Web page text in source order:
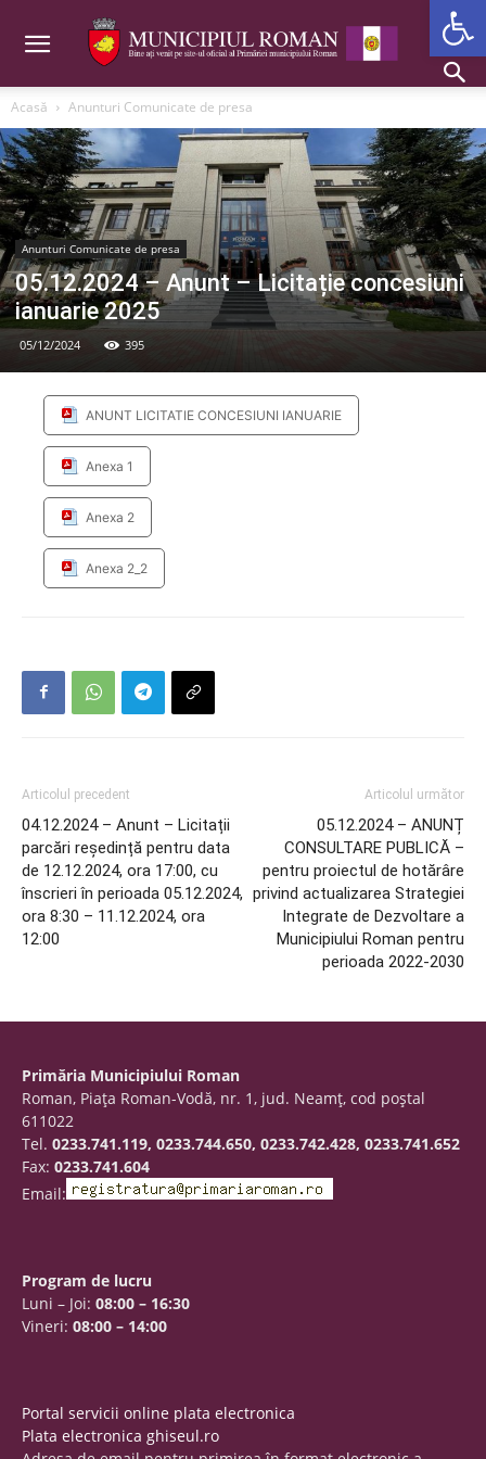
Acasă Anunturi Comunicate de presa
Anunturi Comunicate de presa
05.12.2024 – Anunt – Licitație concesiuni
ianuarie 2025
05/12/2024 395
ANUNT LICITATIE CONCESIUNI IANUARIE
Anexa 1
Anexa 2
Anexa 2_2
Articolul precedent
04.12.2024 – Anunt – Licitații
parcări reședință pentru data
de 12.12.2024, ora 17:00, cu
înscrieri în perioada 05.12.2024,
ora 8:30 – 11.12.2024, ora
12:00
Articolul următor
05.12.2024 – ANUNȚ
CONSULTARE PUBLICĂ –
pentru proiectul de hotărâre
privind actualizarea Strategiei
Integrate de Dezvoltare a
Municipiului Roman pentru
perioada 2022-2030
Primăria Municipiului Roman
Roman, Piaţa Roman-Vodă, nr. 1, jud. Neamţ, cod poştal
611022
Tel. 0233.741.119, 0233.744.650, 0233.742.428, 0233.741.652
Fax: 0233.741.604
Email:
Program de lucru
Luni – Joi: 08:00 – 16:30
Vineri: 08:00 – 14:00
Portal servicii online plata electronica
Plata electronica ghiseul.ro